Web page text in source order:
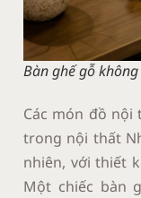
Bàn ghế gỗ
Các món đồ
trong nội thất
nhiên, với thiết
Một chiếc bàn